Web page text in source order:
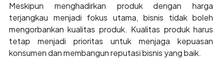
Meskipun menghadirkan produk dengan harga
terjangkau menjadi fokus utama, bisnis tidak boleh
mengorbankan kualitas produk. Kualitas produk harus
tetap menjadi prioritas untuk menjaga kepuasan
konsumen dan membangun reputasi bisnis yang baik.